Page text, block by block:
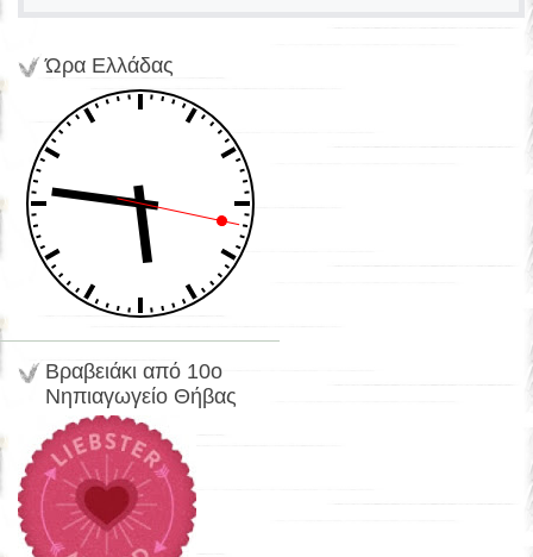
Ώρα Ελλάδας
Bραβειάκι από 10ο
Νηπιαγωγείο Θήβας